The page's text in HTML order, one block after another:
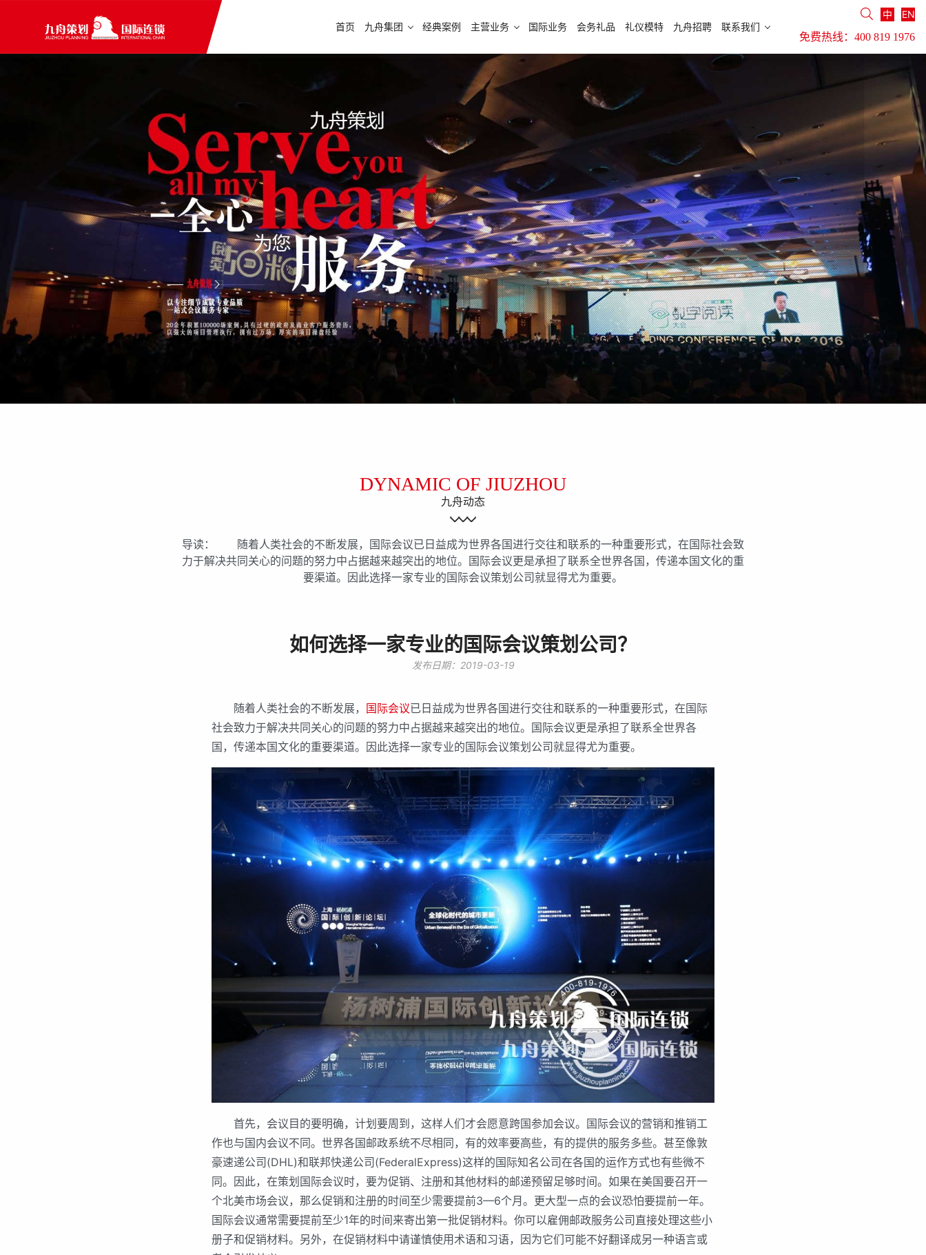
首页 九舟集团 经典案例 主营业务 国际业务 会务礼品 礼仪模特 九舟招聘 联系我们
中 EN
免费热线： 400 819 1976
DYNAMIC OF JIUZHOU
九舟动态
导读： 随着人类社会的不断发展，国际会议已日益成为世界各国进行交往和联系的一种重要形式，在国际社会致
力于解决共同关心的问题的努力中占据越来越突出的地位。国际会议更是承担了联系全世界各国，传递本国文化的重
要渠道。因此选择一家专业的国际会议策划公司就显得尤为重要。
如何选择一家专业的国际会议策划公司？
发布日期：2019-03-19
随着人类社会的不断发展， 国际会议已日益成为世界各国进行交往和联系的一种重要形式，在国际
社会致力于解决共同关心的问题的努力中占据越来越突出的地位。国际会议更是承担了联系全世界各
国，传递本国文化的重要渠道。因此选择一家专业的国际会议策划公司就显得尤为重要。
首先，会议目的要明确，计划要周到，这样人们才会愿意跨国参加会议。国际会议的营销和推销工
作也与国内会议不同。世界各国邮政系统不尽相同，有的效率要高些，有的提供的服务多些。甚至像敦
豪速递公司(DHL)和联邦快递公司(FederalExpress)这样的国际知名公司在各国的运作方式也有些微不
同。因此，在策划国际会议时，要为促销、注册和其他材料的邮递预留足够时间。如果在美国要召开一
个北美市场会议，那么促销和注册的时间至少需要提前3—6个月。更大型一点的会议恐怕要提前一年。
国际会议通常需要提前至少1年的时间来寄出第一批促销材料。你可以雇佣邮政服务公司直接处理这些小
册子和促销材料。另外，在促销材料中请谨慎使用术语和习语，因为它们可能不好翻译成另一种语言或